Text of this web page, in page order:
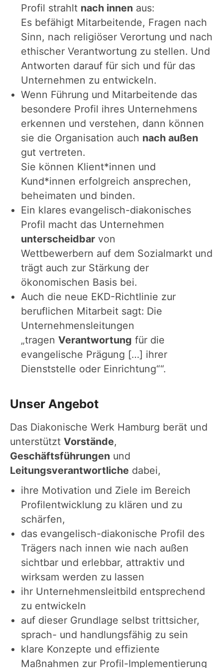
Profil strahlt nach innen aus:
Es befähigt Mitarbeitende, Fragen nach
Sinn, nach religiöser Verortung und nach
ethischer Verantwortung zu stellen. Und
Antworten darauf für sich und für das
Unternehmen zu entwickeln.
Wenn Führung und Mitarbeitende das
besondere Profil ihres Unternehmens
erkennen und verstehen, dann können
sie die Organisation auch nach außen
gut vertreten.
Sie können Klient*innen und
Kund*innen erfolgreich ansprechen,
beheimaten und binden.
Ein klares evangelisch-diakonisches
Profil macht das Unternehmen
unterscheidbar von
Wettbewerbern auf dem Sozialmarkt und
trägt auch zur Stärkung der
ökonomischen Basis bei.
Auch die neue EKD-Richtlinie zur
beruflichen Mitarbeit sagt: Die
Unternehmensleitungen
„tragen Verantwortung für die
evangelische Prägung […] ihrer
Dienststelle oder Einrichtung““.
Unser Angebot
Das Diakonische Werk Hamburg berät und
unterstützt Vorstände,
Geschäftsführungen und
Leitungsverantwortliche dabei,
ihre Motivation und Ziele im Bereich
Profilentwicklung zu klären und zu
schärfen,
das evangelisch-diakonische Profil des
Trägers nach innen wie nach außen
sichtbar und erlebbar, attraktiv und
wirksam werden zu lassen
ihr Unternehmensleitbild entsprechend
zu entwickeln
auf dieser Grundlage selbst trittsicher,
sprach- und handlungsfähig zu sein
klare Konzepte und effiziente
Maßnahmen zur Profil-Implementierung